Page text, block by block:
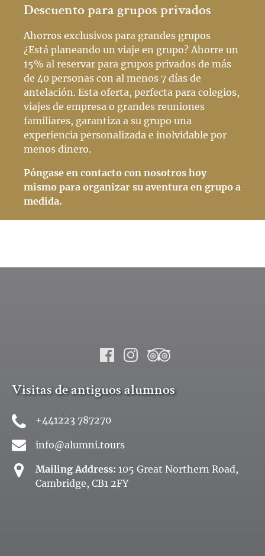
Descuento para grupos privados
Ahorros exclusivos para grandes grupos
¿Está planeando un viaje en grupo? Ahorre un
15% al reservar para grupos privados de más
de 40 personas con al menos 7 días de
antelación. Esta oferta, perfecta para colegios,
viajes de empresa o grandes reuniones
familiares, garantiza a su grupo una
experiencia personalizada e inolvidable por
menos dinero.
Póngase en contacto con nosotros hoy
mismo para organizar su aventura en grupo a
medida.
Visitas de antiguos alumnos
+441223 787270
info@alumni.tours
Mailing Address: 105 Great Northern Road,
Cambridge, CB1 2FY